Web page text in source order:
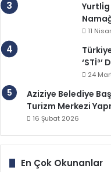
11
‘STİ³’
24
Aziziye Belediye
Turizm Merkezi
16 Şubat 2026
En Çok Okunanlar